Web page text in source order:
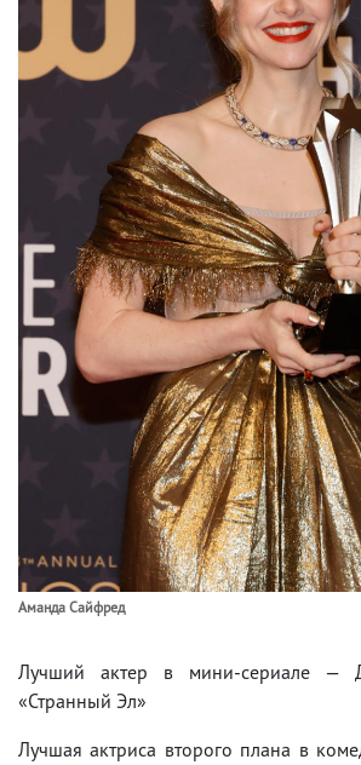
Аманда Сайфред
Лучший актер в мини-сериале —
«Странный Эл»
Лучшая актриса второго плана в